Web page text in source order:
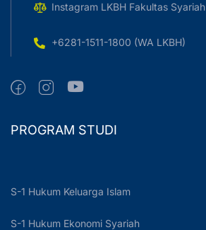
Instagram LKBH Fakultas Syariah
+6281-1511-1800 (WA LKBH)
PROGRAM STUDI
S-1 Hukum Keluarga Islam
S-1 Hukum Ekonomi Syariah